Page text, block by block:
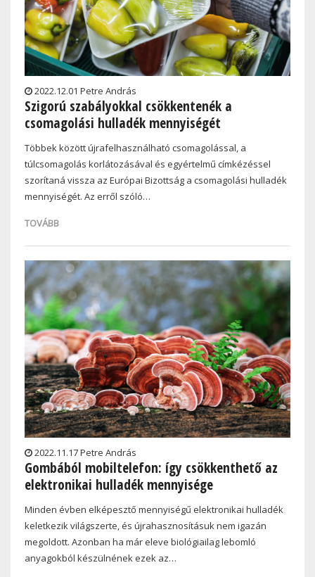
2022.12.01 Petre András
Szigorú szabályokkal csökkentenék a
csomagolási hulladék mennyiségét
Többek között újrafelhasználható csomagolással, a
túlcsomagolás korlátozásával és egyértelmű címkézéssel
szorítaná vissza az Európai Bizottság a csomagolási hulladék
mennyiségét. Az erről szóló…
TOVÁBB
2022.11.17 Petre András
Gombából mobiltelefon: így csökkenthető az
elektronikai hulladék mennyisége
Minden évben elképesztő mennyiségű elektronikai hulladék
keletkezik világszerte, és újrahasznosításuk nem igazán
megoldott. Azonban ha már eleve biológiailag lebomló
anyagokból készülnének ezek az…